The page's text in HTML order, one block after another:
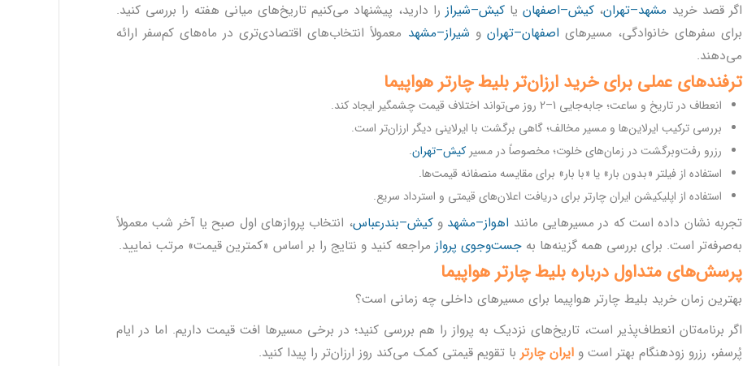
اگر قصد خرید مشهد–تهران، کیش–اصفهانیاکیش–شیراز را دارید، پیشنهاد می‌کنیم تاریخ‌های میانی هفته را بررسی کنید.
برای سفرهای خانوادگی، مسیرهای اصفهان–تهران و شیراز–مشهد معمولاً انتخاب‌های اقتصادی‌تری در ماه‌های کم‌سفر ارائه
می‌دهند.
ترفندهای عملی برای خرید ارزان‌تربلیط چارتر هواپیما
انعطاف در تاریخ و ساعت؛ جابه‌جایی 1–2 روز می‌تواند اختلاف قیمت چشمگیر ایجاد کند.
بررسی ترکیب ایرلاین‌ها و مسیر مخالف؛ گاهی برگشت با ایرلاینی دیگر ارزان‌تر است.
رزرو رفت‌وبرگشت در زمان‌های خلوت؛ مخصوصاً در مسیر کیش–تهران.
استفاده از فیلتر «بدون بار» یا «با بار» برای مقایسه منصفانه قیمت‌ها.
استفاده از اپلیکیشن ایران چارتر برای دریافت اعلان‌های قیمتی و استرداد سریع.
تجربه نشان داده است که در مسیرهایی مانند اهواز–مشهد وکیش–بندرعباس، انتخاب پروازهای اول صبح یا آخر شب معمولاً
به‌صرفه‌تر است. برای بررسی همه گزینه‌ها به جست‌وجوی پرواز مراجعه کنید و نتایج را بر اساس «کمترین قیمت» مرتب نمایید.
پرسش‌های متداول درباره بلیط چارتر هواپیما
بهترین زمان خرید بلیط چارتر هواپیما برای مسیرهای داخلی چه زمانی است؟
اگر برنامه‌تان انعطاف‌پذیر است، تاریخ‌های نزدیک به پرواز را هم بررسی کنید؛ در برخی مسیرها افت قیمت داریم. اما در ایام
پُرسفر، رزرو زودهنگام بهتر است و ایران چارتر با تقویم قیمتی کمک می‌کند روز ارزان‌تر را پیدا کنید.